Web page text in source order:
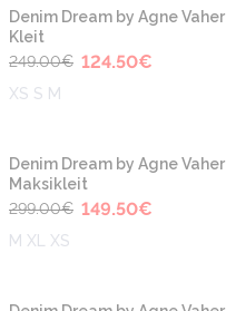
-50%
Denim Dream by Agne Vaher
Kleit
249.00€ 124.50€
XS S M
-50%
Denim Dream by Agne Vaher
Maksikleit
299.00€ 149.50€
M XL XS
-50%